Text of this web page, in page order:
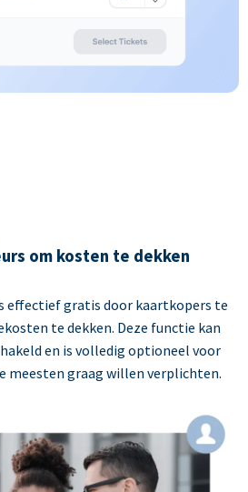
om kosten te dekken
effectief gratis door kaartkopers te
te dekken. Deze functie kan
en is volledig optioneel voor
meesten graag willen verplichten.